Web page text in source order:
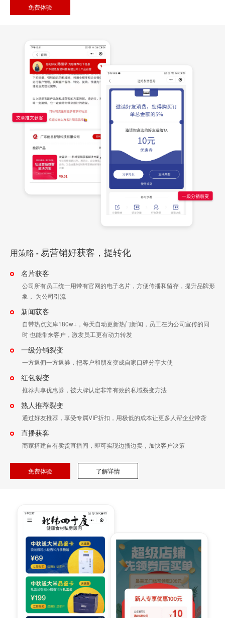
免费体验
用策略 - 易营销好获客，提转化
名片获客
公司所有员工统一用带有官网的电子名片，方便传播和留存，提升品牌形
象， 为公司引流
新闻获客
自带热点文库180w+，每天自动更新热门新闻，员工在为公司宣传的同
时 也能带来客户，激发员工更有动力转发
一级分销裂变
一方返佣一方返券，把客户和朋友变成自家口碑分享大使
红包裂变
推荐共享优惠券，被大牌认定非常有效的私域裂变方法
熟人推荐裂变
通过好友推荐，享受专属VIP折扣，用极低的成本让更多人帮企业带货
直播获客
商家搭建自有卖货直播间，即可实现边播边卖，加快客户决策
免费体验 了解详情